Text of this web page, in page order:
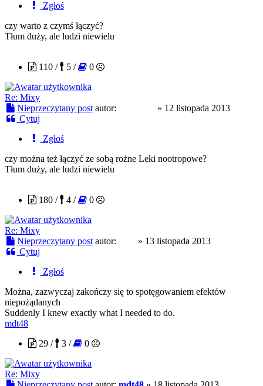
Zgłoś
czy warto z czymś łączyć?
Tłum duży, ale ludzi niewielu
110 /
5 / 0
Re: Mixy
Nieprzeczytany post autor: » 12 listopada 2013
Cytuj
Zgłoś
czy można też łączyć ze sobą rożne Leki nootropowe?
Tłum duży, ale ludzi niewielu
180 /
4 / 0
Re: Mixy
Nieprzeczytany post autor: » 13 listopada 2013
Cytuj
Zgłoś
Można, zazwyczaj zakończy się to spotęgowaniem efektów
niepożądanych
Suddenly I knew exactly what I needed to do.
mdt48
29 /
3 / 0
Re: Mixy